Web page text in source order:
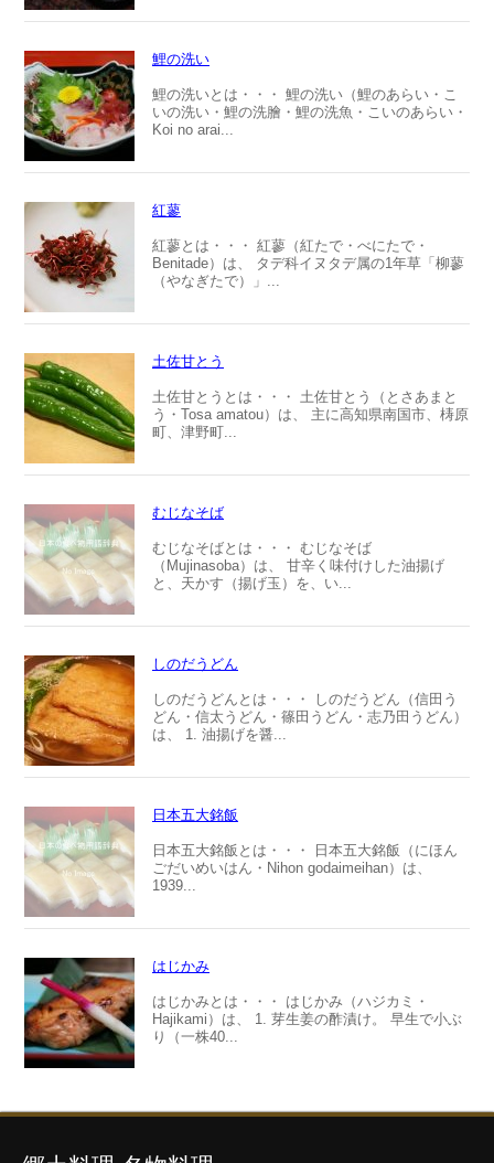
鯉の洗い
鯉の洗いとは・・・ 鯉の洗い（鯉のあらい・こ
いの洗い・鯉の洗膾・鯉の洗魚・こいのあらい・
Koi no arai...
紅蓼
紅蓼とは・・・ 紅蓼（紅たで・べにたで・
Benitade）は、 タデ科イヌタデ属の1年草「柳蓼
（やなぎたで）」...
土佐甘とう
土佐甘とうとは・・・ 土佐甘とう（とさあまと
う・Tosa amatou）は、 主に高知県南国市、梼原
町、津野町...
むじなそば
むじなそばとは・・・ むじなそば
（Mujinasoba）は、 甘辛く味付けした油揚げ
と、天かす（揚げ玉）を、い...
しのだうどん
しのだうどんとは・・・ しのだうどん（信田う
どん・信太うどん・篠田うどん・志乃田うどん）
は、 1. 油揚げを醤...
日本五大銘飯
日本五大銘飯とは・・・ 日本五大銘飯（にほん
ごだいめいはん・Nihon godaimeihan）は、
1939...
はじかみ
はじかみとは・・・ はじかみ（ハジカミ・
Hajikami）は、 1. 芽生姜の酢漬け。 早生で小ぶ
り（一株40...